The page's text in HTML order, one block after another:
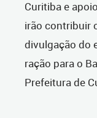
Curitiba e
irão contribuir
divulgação do
ração para o
Prefeitura de